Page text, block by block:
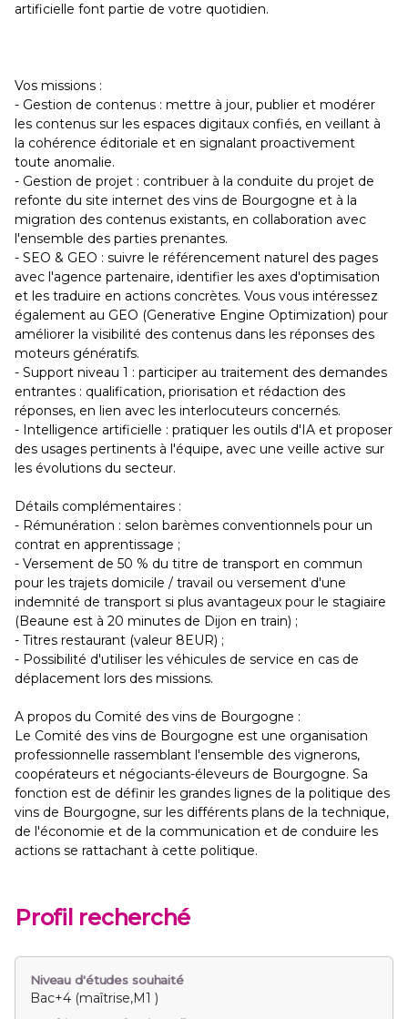
artificielle font partie de votre quotidien.
Vos missions :
- Gestion de contenus : mettre à jour, publier et modérer
les contenus sur les espaces digitaux confiés, en veillant à
la cohérence éditoriale et en signalant proactivement
toute anomalie.
- Gestion de projet : contribuer à la conduite du projet de
refonte du site internet des vins de Bourgogne et à la
migration des contenus existants, en collaboration avec
l'ensemble des parties prenantes.
- SEO & GEO : suivre le référencement naturel des pages
avec l'agence partenaire, identifier les axes d'optimisation
et les traduire en actions concrètes. Vous vous intéressez
également au GEO (Generative Engine Optimization) pour
améliorer la visibilité des contenus dans les réponses des
moteurs génératifs.
- Support niveau 1 : participer au traitement des demandes
entrantes : qualification, priorisation et rédaction des
réponses, en lien avec les interlocuteurs concernés.
- Intelligence artificielle : pratiquer les outils d'IA et proposer
des usages pertinents à l'équipe, avec une veille active sur
les évolutions du secteur.
Détails complémentaires :
- Rémunération : selon barèmes conventionnels pour un
contrat en apprentissage ;
- Versement de 50 % du titre de transport en commun
pour les trajets domicile / travail ou versement d'une
indemnité de transport si plus avantageux pour le stagiaire
(Beaune est à 20 minutes de Dijon en train) ;
- Titres restaurant (valeur 8EUR) ;
- Possibilité d'utiliser les véhicules de service en cas de
déplacement lors des missions.
A propos du Comité des vins de Bourgogne :
Le Comité des vins de Bourgogne est une organisation
professionnelle rassemblant l'ensemble des vignerons,
coopérateurs et négociants-éleveurs de Bourgogne. Sa
fonction est de définir les grandes lignes de la politique des
vins de Bourgogne, sur les différents plans de la technique,
de l'économie et de la communication et de conduire les
actions se rattachant à cette politique.
Profil recherché
Niveau d'études souhaité
Bac+4 (maîtrise,M1 )